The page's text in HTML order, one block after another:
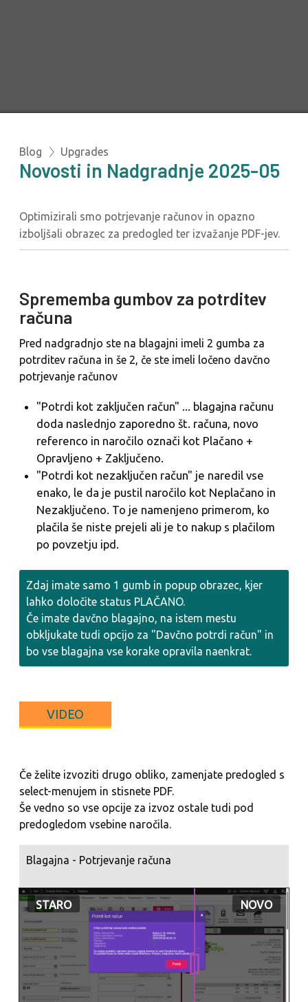
Blog Upgrades
Novosti in Nadgradnje 2025-05
Optimizirali smo potrjevanje računov in opazno
izboljšali obrazec za predogled ter izvažanje PDF-jev.
Sprememba gumbov za potrditev
računa
Pred nadgradnjo ste na blagajni imeli 2 gumba za
potrditev računa in še 2, če ste imeli ločeno davčno
potrjevanje računov
"Potrdi kot zaključen račun" ... blagajna računu
doda naslednjo zaporedno št. računa, novo
referenco in naročilo označi kot Plačano +
Opravljeno + Zaključeno.
"Potrdi kot nezaključen račun" je naredil vse
enako, le da je pustil naročilo kot Neplačano in
Nezaključeno. To je namenjeno primerom, ko
plačila še niste prejeli ali je to nakup s plačilom
po povzetju ipd.
Zdaj imate samo 1 gumb in popup obrazec, kjer
lahko določite status PLAČANO.
Če imate davčno blagajno, na istem mestu
obkljukate tudi opcijo za "Davčno potrdi račun" in
bo vse blagajna vse korake opravila naenkrat.
VIDEO
Če želite izvoziti drugo obliko, zamenjate predogled s
select-menujem in stisnete PDF.
Še vedno so vse opcije za izvoz ostale tudi pod
predogledom vsebine naročila.
Blagajna - Potrjevanje računa
STARO NOVO